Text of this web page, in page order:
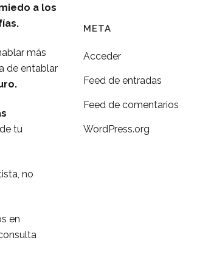
a los
más
de entablar
tu
no
en
META
Acceder
Feed de entradas
Feed de comentarios
WordPress.org